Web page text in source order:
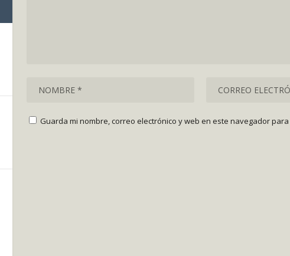
Guarda mi nombre, correo electrónico y web en este navegador